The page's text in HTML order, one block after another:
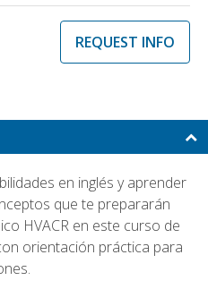
REQUEST INFO
en inglés y aprender
que te prepararán
HVACR en este curso de
orientación práctica para